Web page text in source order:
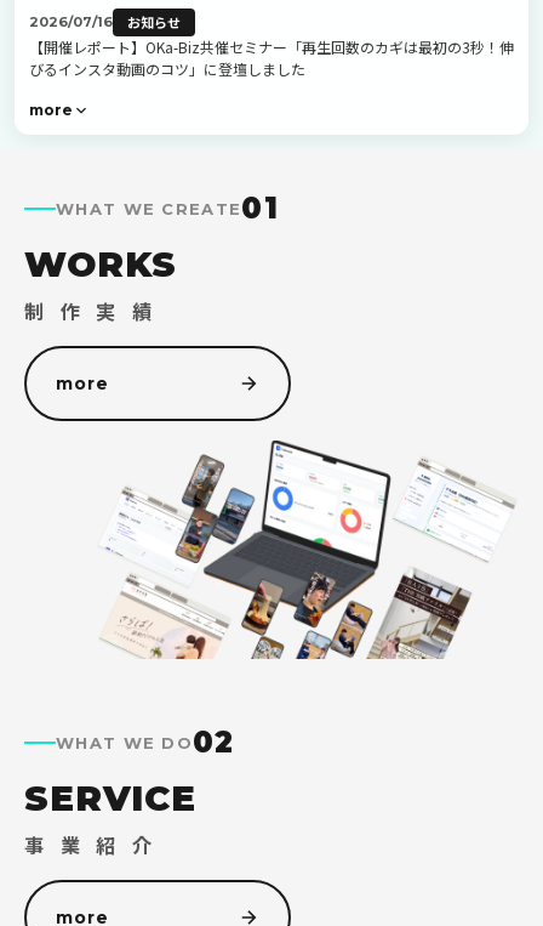
2026/07/16 お知らせ
【開催レポート】OKa-Biz共催セミナー「再生回数のカギは最初の3秒！伸
びるインスタ動画のコツ」に登壇しました
more
WHAT WE CREATE01
WORKS
制 作 実 績
more
WHAT WE DO02
SERVICE
事 業 紹 介
more